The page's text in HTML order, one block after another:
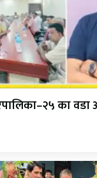
का